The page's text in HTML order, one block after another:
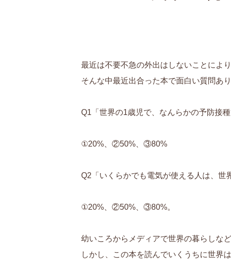
最近は不要不急の外出はしないことによ
そんな中最近出合った本で面白い質問あり
Q1「世界の1歳児で、なんらかの予防接
①20%、②50%、③80%
Q2「いくらかでも電気が使える人は、世
①20%、②50%、③80%。
幼いころからメディアで世界の暮らしな
しかし、この本を読んでいくうちに世界